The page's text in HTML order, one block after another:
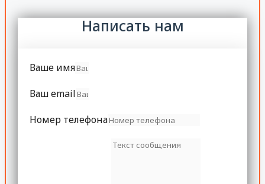
Написать нам
Ваше имя
Ваш email
Номер телефона